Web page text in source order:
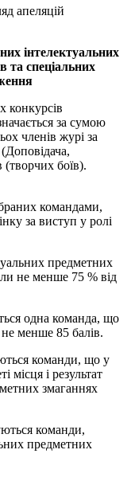
апеляцій
інтелектуальних
та спеціальних
за сумою
членів журі за
(творчих боїв).
командами,
за виступ у ролі
предметних
не менше 75 % від
одна команда, що
не менше 85 балів.
команди, що у
місця і результат
змаганнях
команди,
предметних